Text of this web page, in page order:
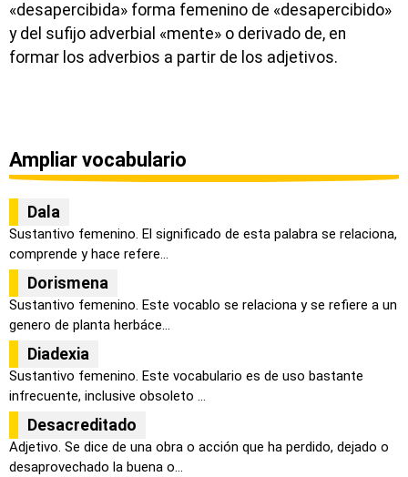
«desapercibida» forma femenino de «desapercibido»
y del sufijo adverbial «mente» o derivado de, en
formar los adverbios a partir de los adjetivos.
Ampliar vocabulario
Dala
Sustantivo femenino. El significado de esta palabra se relaciona,
comprende y hace refere...
Dorismena
Sustantivo femenino. Este vocablo se relaciona y se refiere a un
genero de planta herbáce...
Diadexia
Sustantivo femenino. Este vocabulario es de uso bastante
infrecuente, inclusive obsoleto ...
Desacreditado
Adjetivo. Se dice de una obra o acción que ha perdido, dejado o
desaprovechado la buena o...